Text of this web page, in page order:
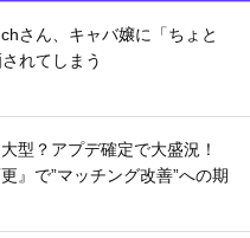
chさん、キャバ嬢に「ちょと
されてしまう
型？アプデ確定で大盛況！
』で”マッチング改善”への期